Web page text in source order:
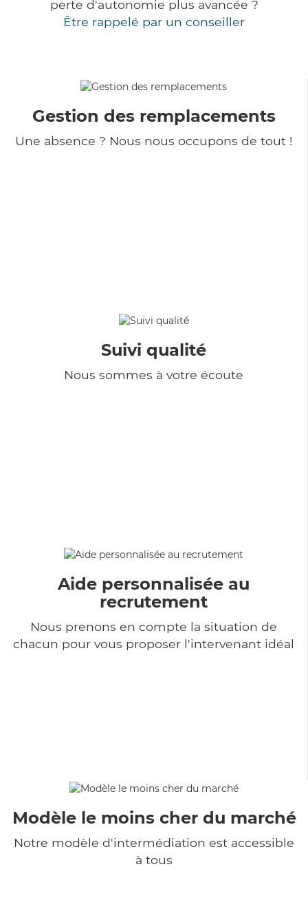
perte d'autonomie plus avancée ?
Être rappelé par un conseiller
Gestion des remplacements
Une absence ? Nous nous occupons de tout !
Suivi qualité
Nous sommes à votre écoute
Aide personnalisée au
recrutement
Nous prenons en compte la situation de
chacun pour vous proposer l'intervenant idéal
Modèle le moins cher du marché
Notre modèle d'intermédiation est accessible
à tous